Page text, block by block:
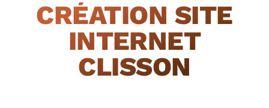
CRÉATION SITE
INTERNET
CLISSON